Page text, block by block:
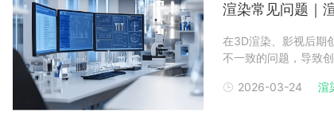
渲染常见问题｜
在3D渲染、影视后期
不一致的问题，导致
至渲染农场的文件反
2026-03-24 渲